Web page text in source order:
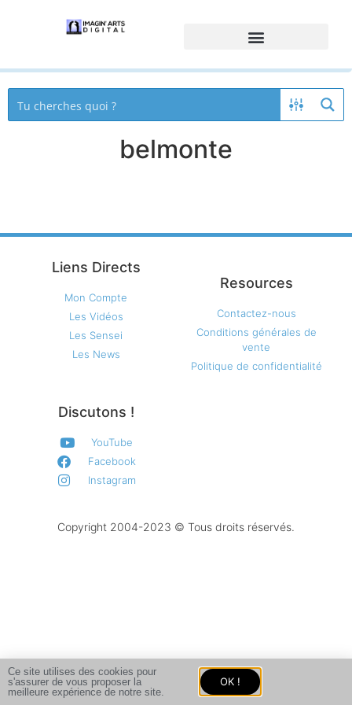
belmonte
Liens Directs
Mon Compte
Les Vidéos
Les Sensei
Les News
Resources
Contactez-nous
Conditions générales de
vente
Politique de confidentialité
Discutons !
YouTube
Facebook
Instagram
Copyright 2004-2023 © Tous droits réservés.
Ce site utilises des cookies pour
s'assurer de vous proposer la
meilleure expérience de notre site.
OK !